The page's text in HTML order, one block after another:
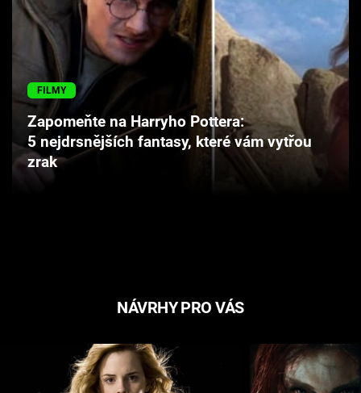
Seriály
Hry
Cool Esport
Pořady
TV Program
FILMY
Zapomeňte na Harryho Pottera:
5 nejdrsnějších fantasy, které vám vytřou
zrak
NÁVRHY PRO VÁS